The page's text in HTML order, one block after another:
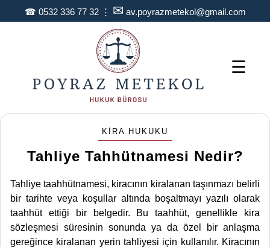
☎ 0532 336 77 32⋮ ✉ av.poyrazmetekol@gmail.com
☰
KIRA HUKUKU
Tahliye Tahhütnamesi Nedir?
Tahliye taahhütnamesi, kiracının kiralanan taşınmazı belirli
bir tarihte veya koşullar altında boşaltmayı yazılı olarak
taahhüt ettiği bir belgedir. Bu taahhüt, genellikle kira
sözleşmesi süresinin sonunda ya da özel bir anlaşma
gereğince kiralanan yerin tahliyesi için kullanılır. Kiracının